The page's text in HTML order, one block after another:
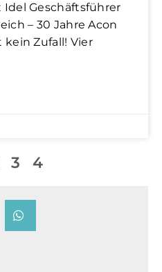
Geschäftsführer
– 30 Jahre Acon
Zufall! Vier
3 4